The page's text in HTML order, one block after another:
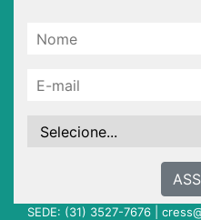
SEDE: (31) 3527-7676 |